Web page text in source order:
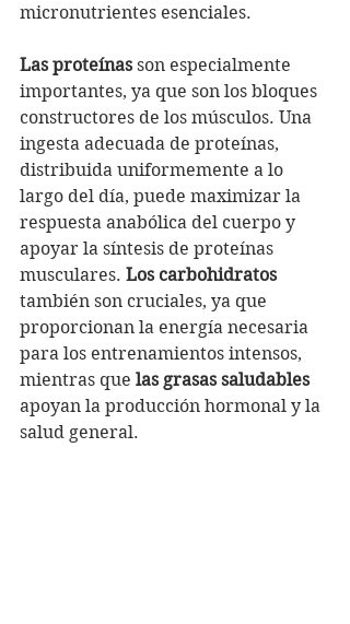
micronutrientes esenciales.
Las proteínas son especialmente
importantes, ya que son los bloques
constructores de los músculos. Una
ingesta adecuada de proteínas,
distribuida uniformemente a lo
largo del día, puede maximizar la
respuesta anabólica del cuerpo y
apoyar la síntesis de proteínas
musculares. Los carbohidratos
también son cruciales, ya que
proporcionan la energía necesaria
para los entrenamientos intensos,
mientras que las grasas saludables
apoyan la producción hormonal y la
salud general.